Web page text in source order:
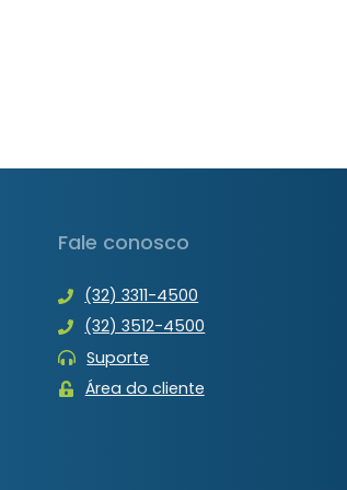
Fale conosco
(32) 3311-4500
(32) 3512-4500
Suporte
Área do cliente